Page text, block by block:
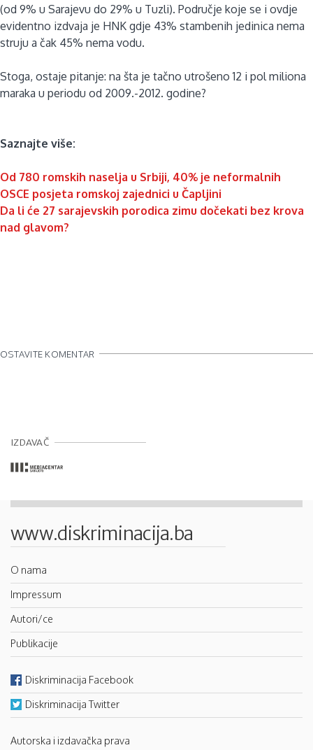
(od 9% u Sarajevu do 29% u Tuzli). Područje koje se i ovdje
evidentno izdvaja je HNK gdje 43% stambenih jedinica nema
struju a čak 45% nema vodu.
Stoga, ostaje pitanje: na šta je tačno utrošeno 12 i pol miliona
maraka u periodu od 2009.-2012. godine?
Saznajte više:
Od 780 romskih naselja u Srbiji, 40% je neformalnih
OSCE posjeta romskoj zajednici u Čapljini
Da li će 27 sarajevskih porodica zimu dočekati bez krova
nad glavom?
OSTAVITE KOMENTAR
IZDAVAČ
www.diskriminacija.ba
O nama
Impressum
Autori/ce
Publikacije
Diskriminacija Facebook
Diskriminacija Twitter
Autorska i izdavačka prava